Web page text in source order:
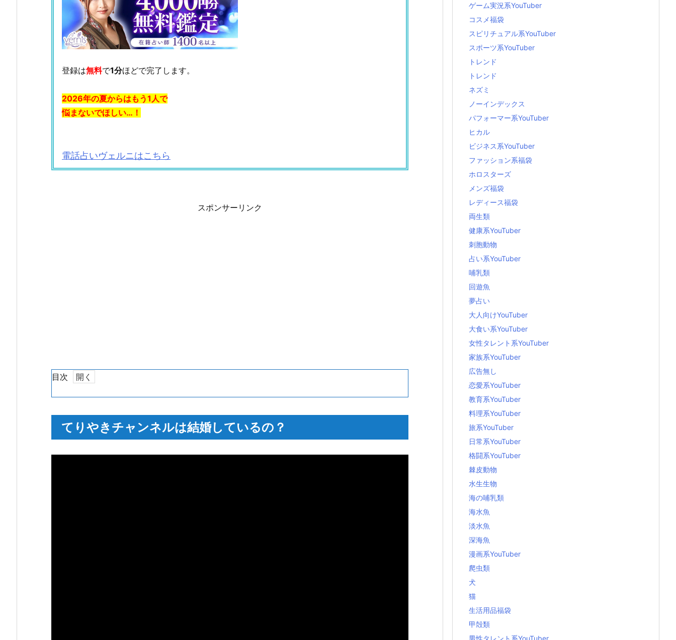
登録は無料で1分ほどで完了します。
2026年の夏からはもう1人で
悩まないでほしい…！
電話占いヴェルニはこちら
スポンサーリンク
目次
り
や
き
チ
てりやきチャンネルは結婚しているの？
ゲーム実況系YouTuber
コスメ福袋
スピリチュアル系YouTuber
スポーツ系YouTuber
トレンド
トレンド
ネズミ
ノーインデックス
パフォーマー系YouTuber
ヒカル
ビジネス系YouTuber
ファッション系福袋
ホロスターズ
メンズ福袋
レディース福袋
両生類
健康系YouTuber
刺胞動物
占い系YouTuber
哺乳類
回遊魚
夢占い
大人向けYouTuber
大食い系YouTuber
女性タレント系YouTuber
家族系YouTuber
広告無し
恋愛系YouTuber
教育系YouTuber
料理系YouTuber
旅系YouTuber
日常系YouTuber
格闘系YouTuber
棘皮動物
水生生物
海の哺乳類
海水魚
淡水魚
深海魚
漫画系YouTuber
爬虫類
犬
猫
生活用品福袋
甲殻類
男性タレント系YouTuber